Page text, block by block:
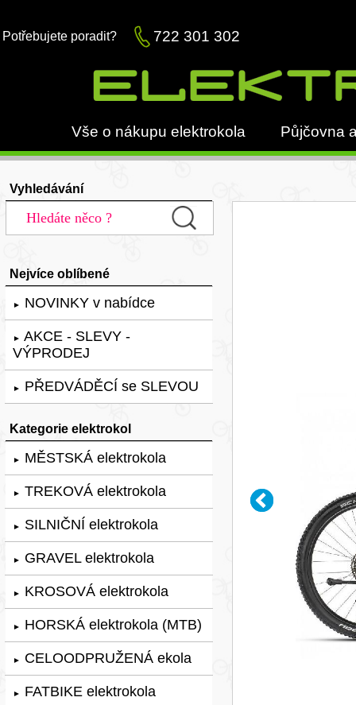
Potřebujete poradit? 722 301 302
Vše o nákupu elektrokola Půjčovna
Vyhledávání
Nejvíce oblíbené
► NOVINKY v nabídce
► AKCE - SLEVY -
VÝPRODEJ
► PŘEDVÁDĚCÍ se SLEVOU
Kategorie elektrokol
► MĚSTSKÁ elektrokola
► TREKOVÁ elektrokola
► SILNIČNÍ elektrokola
► GRAVEL elektrokola
► KROSOVÁ elektrokola
► HORSKÁ elektrokola (MTB)
► CELOODPRUŽENÁ ekola
► FATBIKE elektrokola